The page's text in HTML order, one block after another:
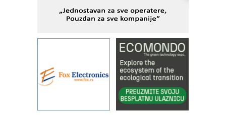
IBeRTIM - oprema za ispitivanje
STAUFF – Komponente koje
povećavaju pouzdanost hidrauličkih
YAMADA pumpe – japanska
pouzdanost u transferu fluida
Filtration Group Industrial – Napredna
rešenja za filtraciju u hidrauličkim i